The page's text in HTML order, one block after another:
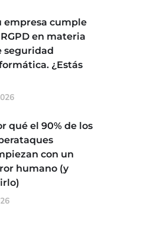
empresa cumple
en materia
seguridad
¿Estás
qué el 90% de los
con un
humano (y